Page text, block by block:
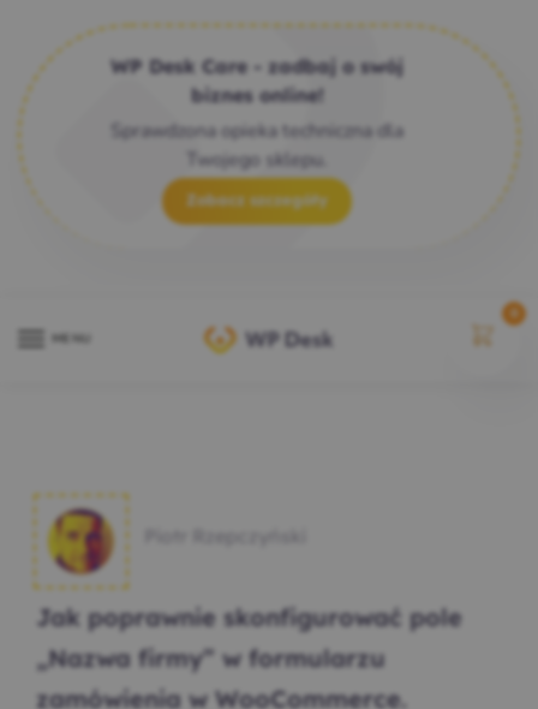
WP Desk Care - zadbaj o swój
biznes online!
Sprawdzona opieka techniczna dla
Twojego sklepu.
Zobacz szczegóły
Jak poprawnie skonfigurować pole
„Nazwa firmy” w formularzu
zamówienia w WooCommerce.